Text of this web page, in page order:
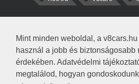
Mint minden weboldal, a
használ a jobb és biztonságosabb
érdekében. Adatvédelmi
megtalálod, hogyan
kortisz:Elszúrtam! Én
darabbaal számoltam. Nem tudtam,